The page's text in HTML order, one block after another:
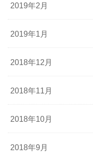
2019年2月
2019年1月
2018年12月
2018年11月
2018年10月
2018年9月